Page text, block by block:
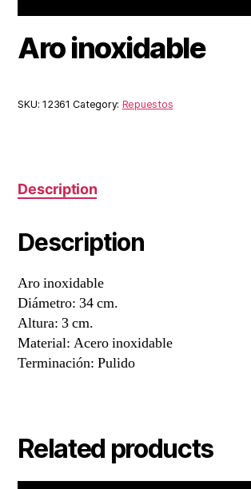
Aro inoxidable
SKU:12361 Category: Repuestos
Description
Description
Aro inoxidable
Diámetro: 34 cm.
Altura: 3 cm.
Material: Acero inoxidable
Terminación: Pulido
Related products